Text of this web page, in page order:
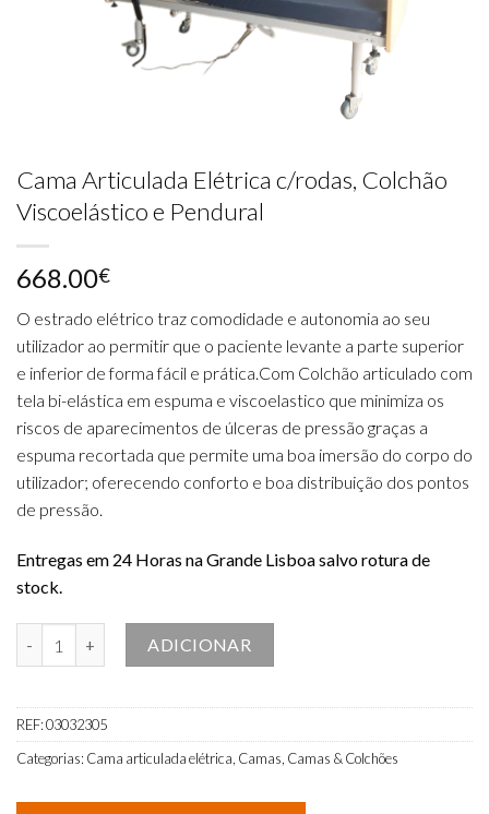
Cama Articulada Elétrica c/rodas, Colchão
Viscoelástico e Pendural
668.00€
O estrado elétrico traz comodidade e autonomia ao seu
utilizador ao permitir que o paciente levante a parte superior
e inferior de forma fácil e prática.Com Colchão articulado com
tela bi-elástica em espuma e viscoelastico que minimiza os
riscos de aparecimentos de úlceras de pressão graças a
espuma recortada que permite uma boa imersão do corpo do
utilizador; oferecendo conforto e boa distribuição dos pontos
de pressão.
Entregas em 24 Horas na Grande Lisboa salvo rotura de
stock.
ADICIONAR
REF:03032305
Categorias: Cama articulada elétrica Camas Camas & Colchões